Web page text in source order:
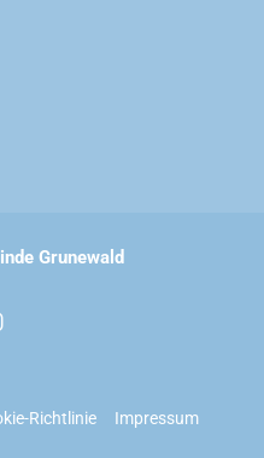
Grunewald
Richtlinie Impressum